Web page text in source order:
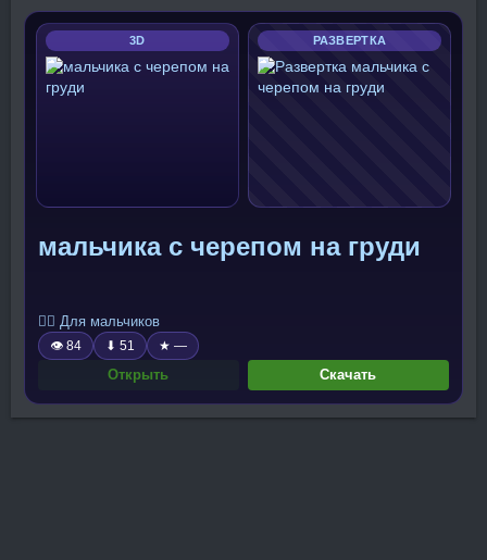
3D РАЗВЕРТКА
мальчика с черепом на груди
🧍‍♂️ Для мальчиков
👁 84 ⬇ 51 ★ —
Открыть Скачать